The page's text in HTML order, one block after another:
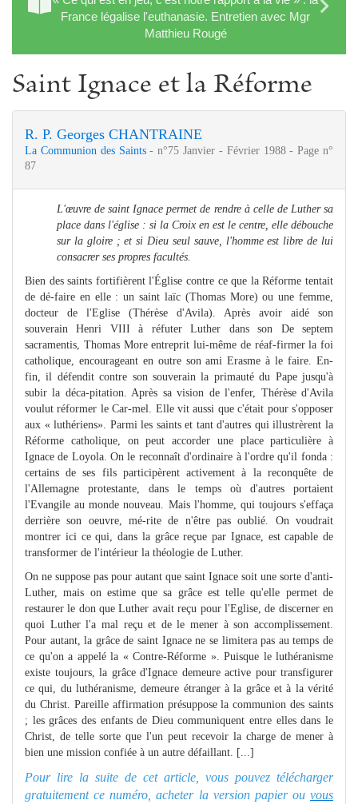
France légalise l'euthanasie. Entretien avec Mgr
Matthieu Rougé
Saint Ignace et la Réforme
R. P. Georges CHANTRAINE
La Communion des Saints- n°75 Janvier - Février 1988 - Page n°
87
L'œuvre de saint Ignace permet de rendre à celle de Luther sa
place dans l'église : si la Croix en est le centre, elle débouche
sur la gloire ; et si Dieu seul sauve, l'homme est libre de lui
consacrer ses propres facultés.
Bien des saints fortifièrent l'Église contre ce que la Réforme tentait
de dé-faire en elle : un saint laïc (Thomas More) ou une femme,
docteur de l'Eglise (Thérèse d'Avila). Après avoir aidé son
souverain Henri VIII à réfuter Luther dans son De septem
sacramentis, Thomas More entreprit lui-même de réaf-firmer la foi
catholique, encourageant en outre son ami Erasme à le faire. En-
fin, il défendit contre son souverain la primauté du Pape jusqu'à
subir la déca-pitation. Après sa vision de l'enfer, Thérèse d'Avila
voulut réformer le Car-mel. Elle vit aussi que c'était pour s'opposer
aux « luthériens». Parmi les saints et tant d'autres qui illustrèrent la
Réforme catholique, on peut accorder une place particulière à
Ignace de Loyola. On le reconnaît d'ordinaire à l'ordre qu'il fonda :
certains de ses fils participèrent activement à la reconquête de
l'Allemagne protestante, dans le temps où d'autres portaient
l'Evangile au monde nouveau. Mais l'homme, qui toujours s'effaça
derrière son oeuvre, mé-rite de n'être pas oublié. On voudrait
montrer ici ce qui, dans la grâce reçue par Ignace, est capable de
transformer de l'intérieur la théologie de Luther.
On ne suppose pas pour autant que saint Ignace soit une sorte d'anti-
Luther, mais on estime que sa grâce est telle qu'elle permet de
restaurer le don que Luther avait reçu pour l'Eglise, de discerner en
quoi Luther l'a mal reçu et de le mener à son accomplissement.
Pour autant, la grâce de saint Ignace ne se limitera pas au temps de
ce qu'on a appelé la « Contre-Réforme ». Puisque le luthéranisme
existe toujours, la grâce d'Ignace demeure active pour transfigurer
ce qui, du luthéranisme, demeure étranger à la grâce et à la vérité
du Christ. Pareille affirmation présuppose la communion des saints
; les grâces des enfants de Dieu communiquent entre elles dans le
Christ, de telle sorte que l'un peut recevoir la charge de mener à
bien une mission confiée à un autre défaillant. [...]
Pour lire la suite de cet article, vous pouvez télécharger
gratuitement ce numéro, acheter la version papier ou vous